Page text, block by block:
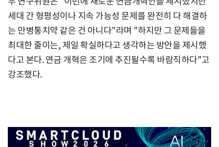
세대 간 형평성이나 지속 가능성 문제를 완전히 다 해결하
는 만병통치약 같은 건 아니다"라며 "하지만 그 문제들을
최대한 줄이는, 제일 확실하다고 생각하는 방안을 제시했
다고 본다. 연금 개혁은 조기에 추진될수록 바람직하다"고
강조했다.